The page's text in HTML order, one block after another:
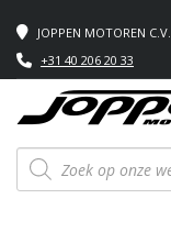
JOPPEN MOTOREN
+31 40 206 20 33
Producten
zoeken